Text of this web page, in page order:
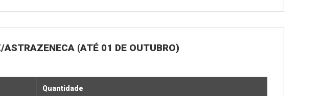
ASTRAZENECA (ATÉ 01 DE OUTUBRO)
Quantidade